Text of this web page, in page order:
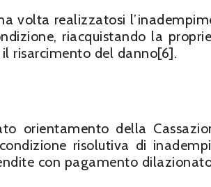
volta realizzatosi
riacquistando la
risarcimento del danno[6].
orientamento della
risolutiva di
con pagamento